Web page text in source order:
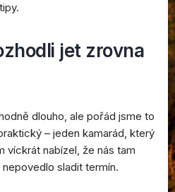
jet zrovna
dlouho, ale pořád jsme to
– jeden kamarád, který
víckrát nabízel, že nás tam
sladit termín.